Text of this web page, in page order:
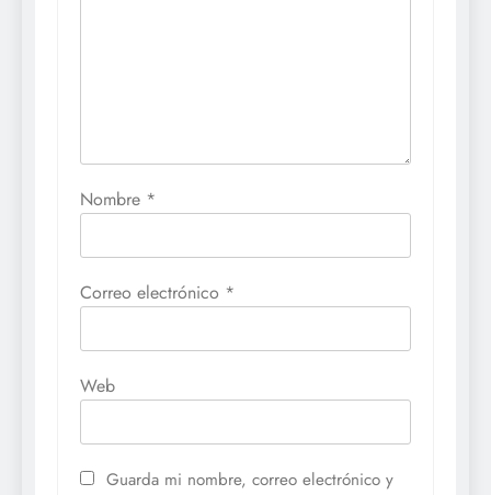
Nombre *
Correo electrónico *
Web
Guarda mi nombre, correo electrónico y